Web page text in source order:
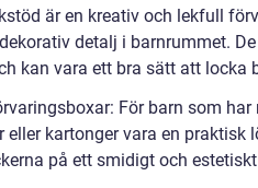
är en kreativ och lekfull
detalj i barnrummet.
kan vara ett bra sätt att
För barn som
eller kartonger vara en
på ett smidigt och